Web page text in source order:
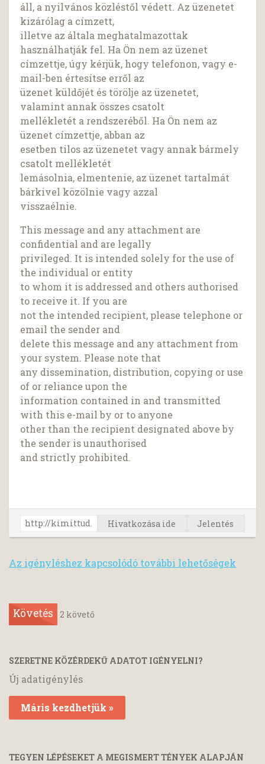
áll, a nyilvános közléstől védett. Az üzenetet
kizárólag a címzett,
illetve az általa meghatalmazottak
használhatják fel. Ha Ön nem az üzenet
címzettje, úgy kérjük, hogy telefonon, vagy e-
mail-ben értesítse erről az
üzenet küldőjét és törölje az üzenetet,
valamint annak összes csatolt
mellékletét a rendszeréből. Ha Ön nem az
üzenet címzettje, abban az
esetben tilos az üzenetet vagy annak bármely
csatolt mellékletét
lemásolnia, elmentenie, az üzenet tartalmát
bárkivel közölnie vagy azzal
visszaélnie.
This message and any attachment are
confidential and are legally
privileged. It is intended solely for the use of
the individual or entity
to whom it is addressed and others authorised
to receive it. If you are
not the intended recipient, please telephone or
email the sender and
delete this message and any attachment from
your system. Please note that
any dissemination, distribution, copying or use
of or reliance upon the
information contained in and transmitted
with this e-mail by or to anyone
other than the recipient designated above by
the sender is unauthorised
and strictly prohibited.
Hivatkozása ide Jelentés
Az igényléshez kapcsolódó további lehetőségek
Követés 2 követő
SZERETNE KÖZÉRDEKŰ ADATOT IGÉNYELNI?
Új adatigénylés
Máris kezdhetjük »
TEGYEN LÉPÉSEKET A MEGISMERT TÉNYEK ALAPJÁN